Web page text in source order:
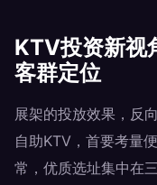
KTV投资新视
客群定位
展架的投放效果，反
自助KTV，首要考量
常，优质选址集中在